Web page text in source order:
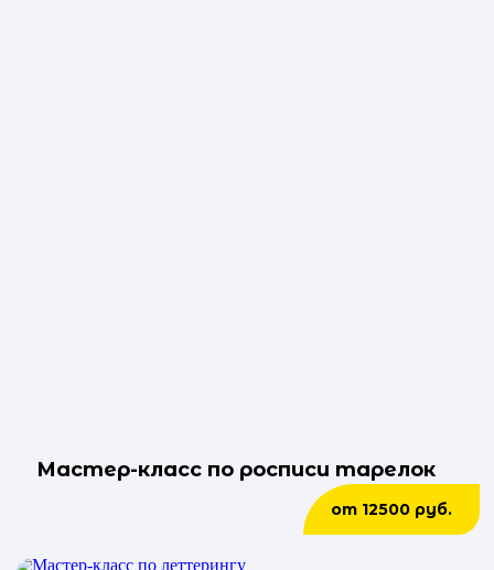
Мастер-класс по росписи тарелок
от 12500 руб.